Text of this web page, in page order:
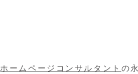
ホームページコンサルタント の